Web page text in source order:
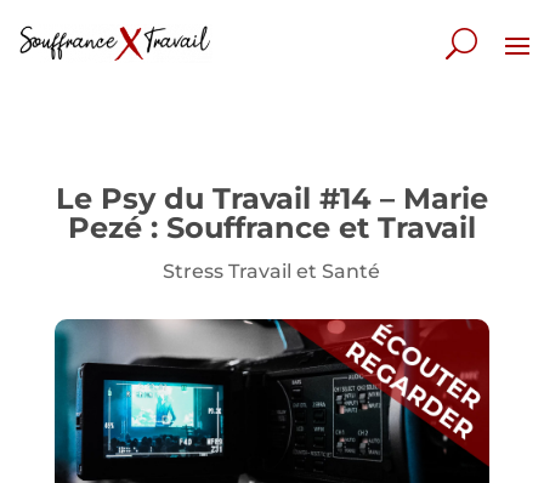
Le Psy du Travail #14 – Marie
Pezé : Souffrance et Travail
Stress Travail et Santé